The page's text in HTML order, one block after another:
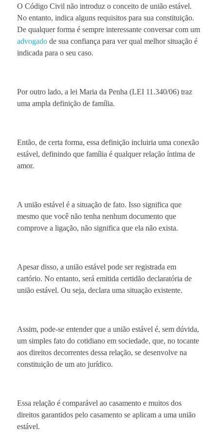
O Código Civil não introduz o conceito de união estável.
No entanto, indica alguns requisitos para sua constituição.
De qualquer forma é sempre interessante conversar com um
advogado de sua confiança para ver qual melhor situação é
indicada para o seu caso.
Por outro lado, a lei Maria da Penha (LEI 11.340/06) traz
uma ampla definição de família.
Então, de certa forma, essa definição incluiria uma conexão
estável, definindo que família é qualquer relação íntima de
amor.
A união estável é a situação de fato. Isso significa que
mesmo que você não tenha nenhum documento que
comprove a ligação, não significa que ela não exista.
Apesar disso, a união estável pode ser registrada em
cartório. No entanto, será emitida certidão declaratória de
união estável. Ou seja, declara uma situação existente.
Assim, pode-se entender que a união estável é, sem dúvida,
um simples fato do cotidiano em sociedade, que, no tocante
aos direitos decorrentes dessa relação, se desenvolve na
constituição de um ato jurídico.
Essa relação é comparável ao casamento e muitos dos
direitos garantidos pelo casamento se aplicam a uma união
estável.